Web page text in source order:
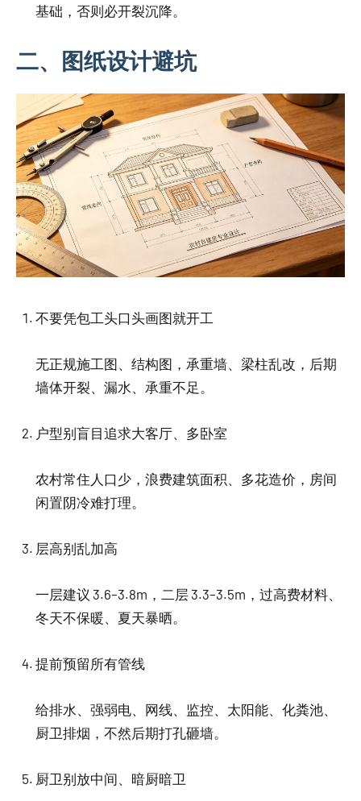
基础，否则必开裂沉降。
二、图纸设计避坑
不要凭包工头口头画图就开工
无正规施工图、结构图，承重墙、梁柱乱改，后期
墙体开裂、漏水、承重不足。
户型别盲目追求大客厅、多卧室
农村常住人口少，浪费建筑面积、多花造价，房间
闲置阴冷难打理。
层高别乱加高
一层建议 3.6–3.8m，二层 3.3–3.5m，过高费材料、
冬天不保暖、夏天暴晒。
提前预留所有管线
给排水、强弱电、网线、监控、太阳能、化粪池、
厨卫排烟，不然后期打孔砸墙。
厨卫别放中间、暗厨暗卫